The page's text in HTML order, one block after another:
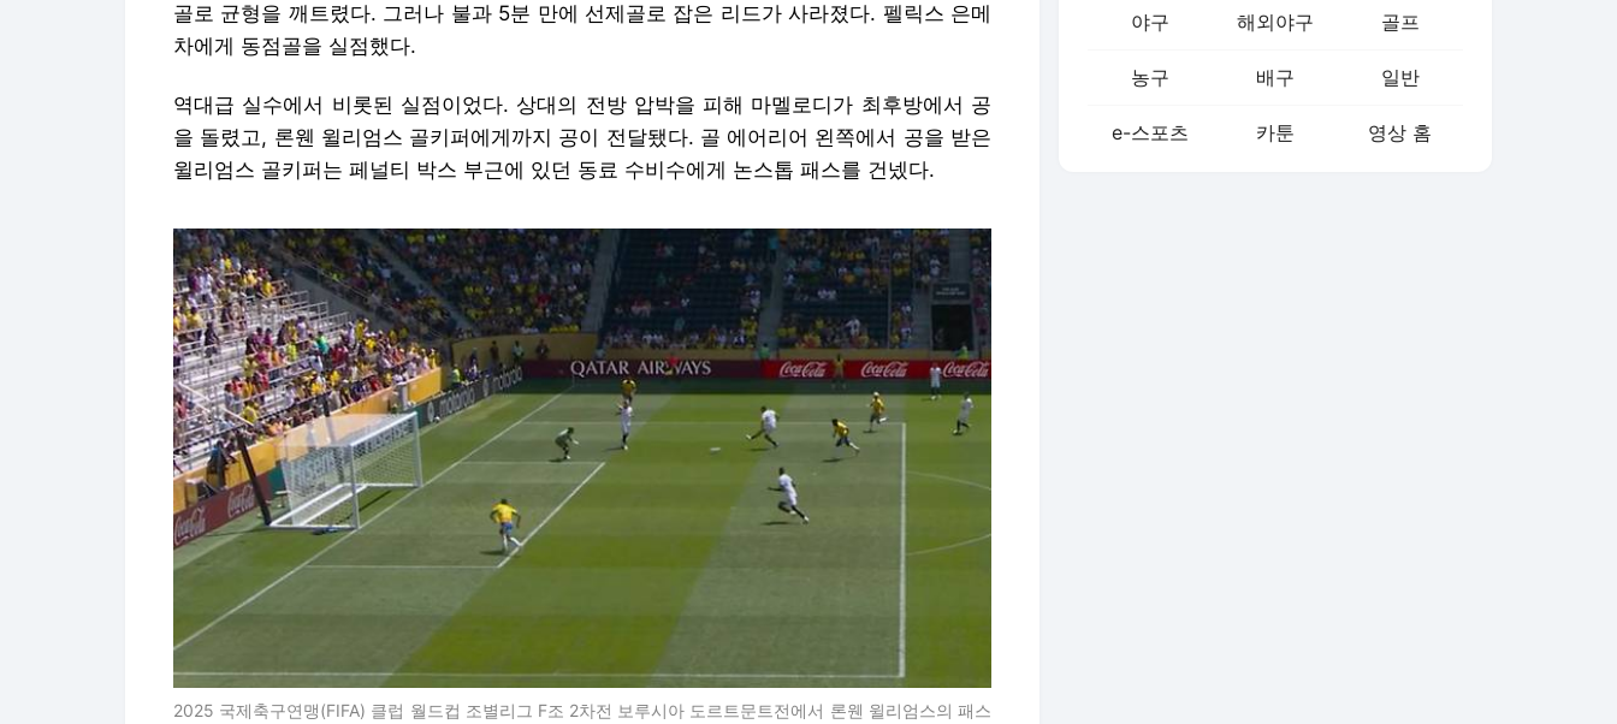
골로 균형을 깨트렸다. 그러나 불과 5분 만에 선제골로 잡은 리드가 사라졌다. 펠릭스 은메
차에게 동점골을 실점했다.
역대급 실수에서 비롯된 실점이었다. 상대의 전방 압박을 피해 마멜로디가 최후방에서 공
을 돌렸고, 론웬 윌리엄스 골키퍼에게까지 공이 전달됐다. 골 에어리어 왼쪽에서 공을 받은
윌리엄스 골키퍼는 페널티 박스 부근에 있던 동료 수비수에게 논스톱 패스를 건넸다.
2025 국제축구연맹(FIFA) 클럽 월드컵 조별리그 F조 2차전 보루시아 도르트문트전에서 론웬 윌리엄스의 패스
야구 해외야구 골프
농구 배구 일반
e-스포츠 카툰 영상 홈